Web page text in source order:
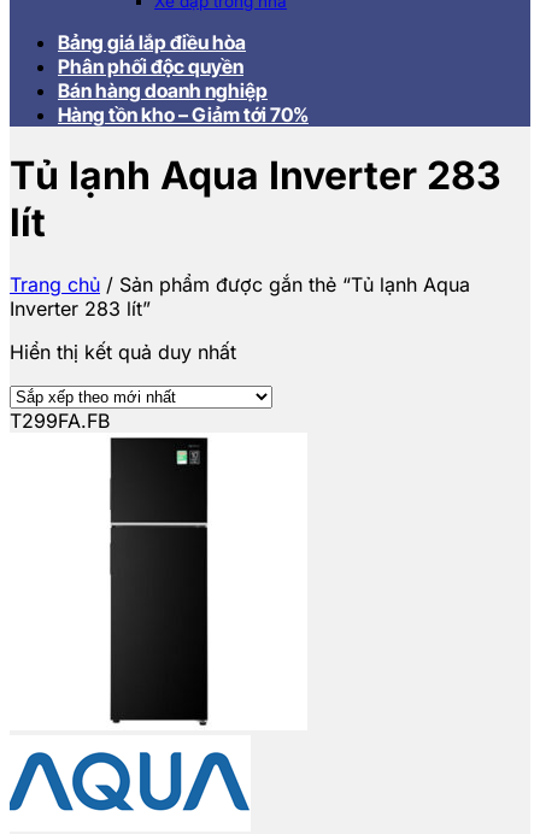
Bảng giá lắp điều hòa
Phân phối độc quyền
Bán hàng doanh nghiệp
Hàng tồn kho – Giảm tới 70%
Tủ lạnh Aqua Inverter 283
lít
Trang chủ / Sản phẩm được gắn thẻ “Tủ lạnh Aqua
Inverter 283 lít”
Hiển thị kết quả duy nhất
T299FA.FB